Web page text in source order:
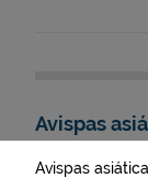
Avispas
Avispas